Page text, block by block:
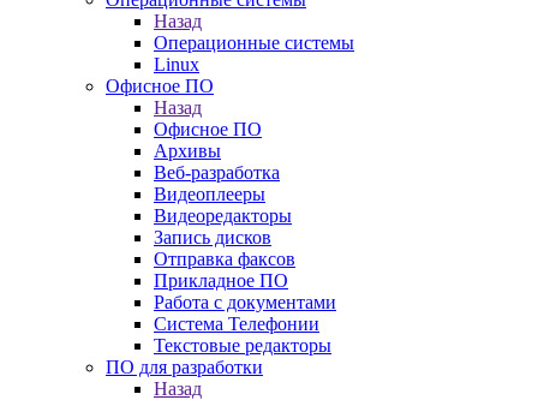
Назад
Операционные системы
Linux
Офисное ПО
Назад
Офисное ПО
Архивы
Веб-разработка
Видеоплееры
Видеоредакторы
Запись дисков
Отправка факсов
Прикладное ПО
Работа с документами
Система Телефонии
Текстовые редакторы
ПО для разработки
Назад